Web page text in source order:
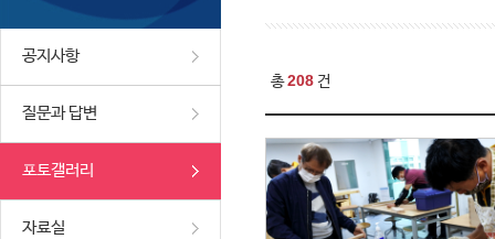
공지사항
질문과 답변
포토갤러리
자료실
총208 건